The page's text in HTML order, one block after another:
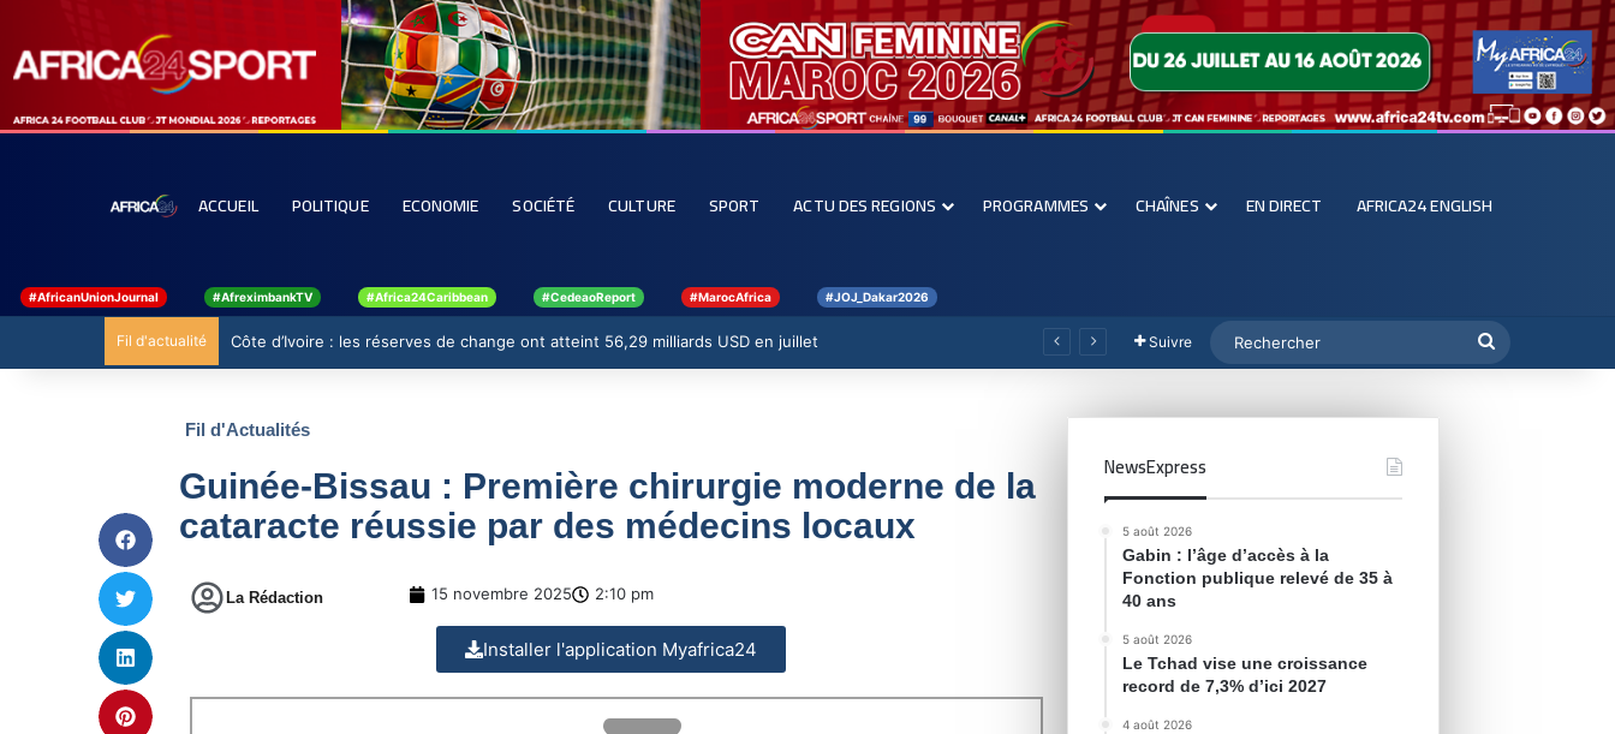
ACCUEIL POLITIQUE ECONOMIE SOCIÉTÉ CULTURE SPORT ACTU DES REGIONS PROGRAMMES CHAÎNES EN DIRECT AFRICA24 ENGLISH
#AfricanUnionJournal #AfreximbankTV #Africa24Caribbean #CedeaoReport #MarocAfrica #JOJ_Dakar2026
Fil d'actualité Côte d’Ivoire : les réserves de change ont atteint 56,29 milliards USD en juillet Suivre
Fil d'Actualités
Guinée-Bissau : Première chirurgie moderne de la
cataracte réussie par des médecins locaux
La Rédaction 15 novembre 2025 2:10 pm
Installer l'application Myafrica24
NewsExpress
5 août 2026
Gabin : l’âge d’accès à la
Fonction publique relevé de 35 à
40 ans
5 août 2026
Le Tchad vise une croissance
record de 7,3% d’ici 2027
4 août 2026